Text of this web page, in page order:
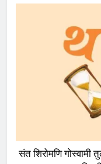
संत शिरोमणि